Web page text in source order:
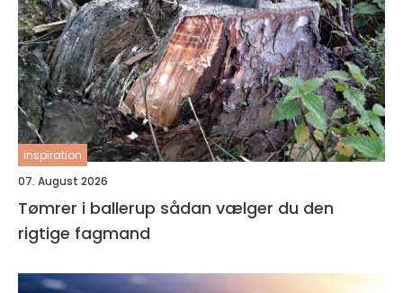
inspiration
07. August 2026
Tømrer i ballerup sådan vælger du den
rigtige fagmand